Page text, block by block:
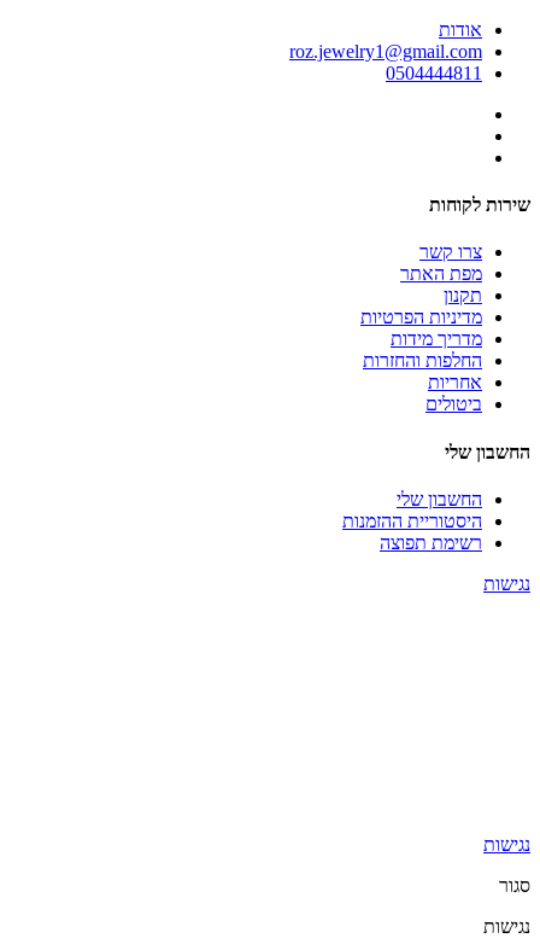
אודות
roz.jewelry1@gmail.com
0504444811
שירות לקוחות
צרו קשר
מפת האתר
תקנון
מדיניות הפרטיות
מדריך מידות
החלפות והחזרות
אחריות
ביטולים
החשבון שלי
החשבון שלי
היסטוריית ההזמנות
רשימת תפוצה
נגישות
נגישות
סגור
נגישות